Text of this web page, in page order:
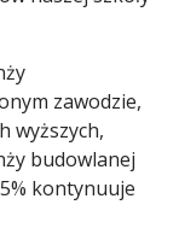
zawodzie,
wyższych,
budowlanej
kontynuuje